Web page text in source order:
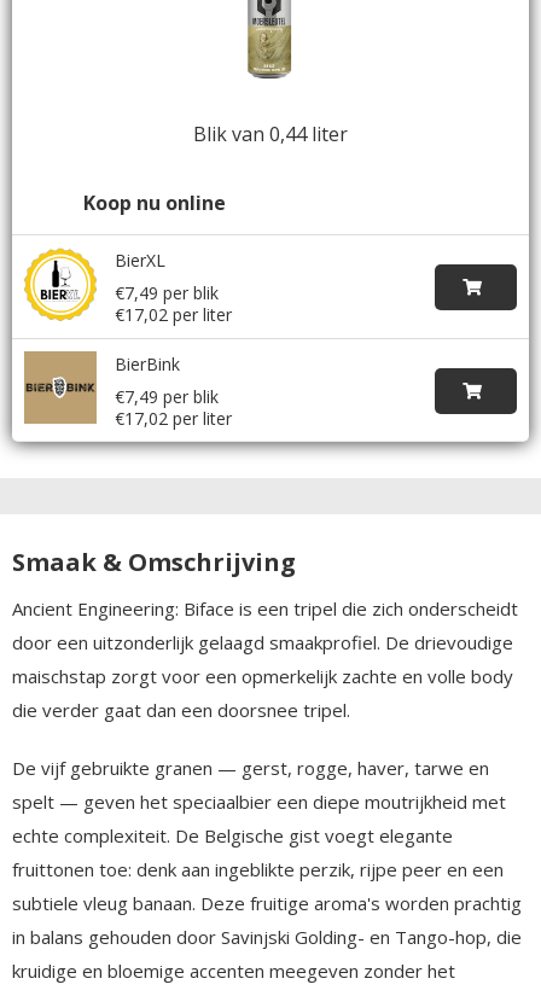
Blik van 0,44 liter
Koop nu online
BierXL
€7,49 per blik
€17,02 per liter
BierBink
€7,49 per blik
€17,02 per liter
Smaak & Omschrijving
Ancient Engineering: Biface is een tripel die zich onderscheidt
door een uitzonderlijk gelaagd smaakprofiel. De drievoudige
maischstap zorgt voor een opmerkelijk zachte en volle body
die verder gaat dan een doorsnee tripel.
De vijf gebruikte granen — gerst, rogge, haver, tarwe en
spelt — geven het speciaalbier een diepe moutrijkheid met
echte complexiteit. De Belgische gist voegt elegante
fruittonen toe: denk aan ingeblikte perzik, rijpe peer en een
subtiele vleug banaan. Deze fruitige aroma's worden prachtig
in balans gehouden door Savinjski Golding- en Tango-hop, die
kruidige en bloemige accenten meegeven zonder het